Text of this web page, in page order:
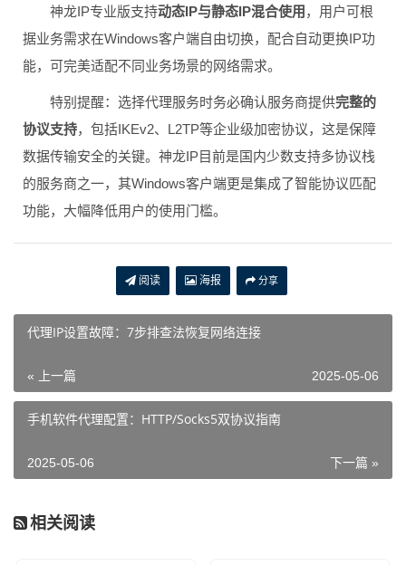
神龙IP专业版支持动态IP与静态IP混合使用 ，用户可根
据业务需求在Windows客户端自由切换，配合自动更换IP功
能，可完美适配不同业务场景的网络需求。
特别提醒：选择代理服务时务必确认服务商提供完整的
协议支持，包括IKEv2、L2TP等企业级加密协议，这是保障
数据传输安全的关键。神龙IP目前是国内少数支持多协议栈
的服务商之一，其Windows客户端更是集成了智能协议匹配
功能，大幅降低用户的使用门槛。
阅读 海报 分享
代理IP设置故障：7步排查法恢复网络连接
« 上一篇 2025-05-06
手机软件代理配置：HTTP/Socks5双协议指南
下一篇 »
2025-05-06
相关阅读